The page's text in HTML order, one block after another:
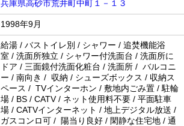
兵庫県高砂市荒井町中町１－１３
1998年9月
給湯 / バストイレ別 / シャワー / 追焚機能浴
室 / 洗面所独立 / シャワー付洗面台 / 洗面所に
ドア / 三面鏡付洗面化粧台 / 洗面所 / バルコニ
ー / 南向き / 収納 / シューズボックス / 収納ス
ペース / TVインターホン / 敷地内ごみ置 / 駐輪
場 / BS / CATV / ネット使用料不要 / 平面駐車
場 / CATVインターネット / 地上デジタル放送 /
ガスコンロ可 / 陽当り良好 / 閑静な住宅地 / 通